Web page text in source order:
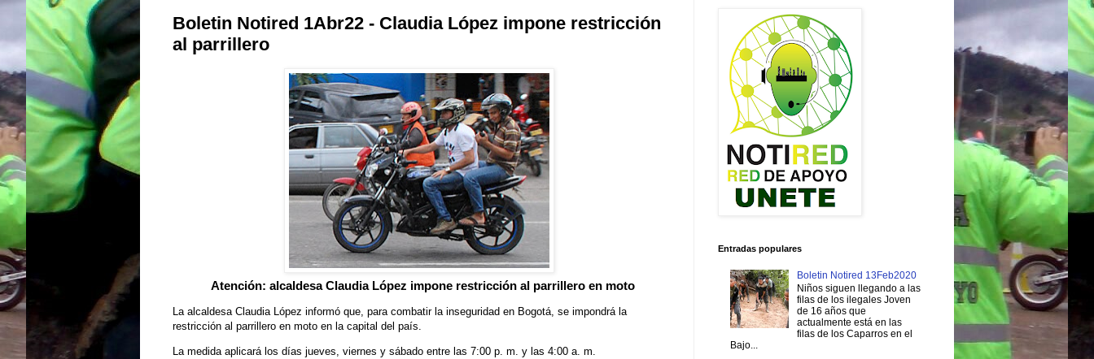
Boletin Notired 1Abr22 - Claudia López impone restricción
al parrillero
Atención: alcaldesa Claudia López impone restricción al parrillero en moto
La alcaldesa Claudia López informó que, para combatir la inseguridad en Bogotá, se impondrá la
restricción al parrillero en moto en la capital del país.
La medida aplicará los días jueves, viernes y sábado entre las 7:00 p. m. y las 4:00 a. m.
Entradas populares
Boletin Notired 13Feb2020
Niños siguen llegando a las
filas de los ilegales Joven
de 16 años que
actualmente está en las
filas de los Caparros en el
Bajo...